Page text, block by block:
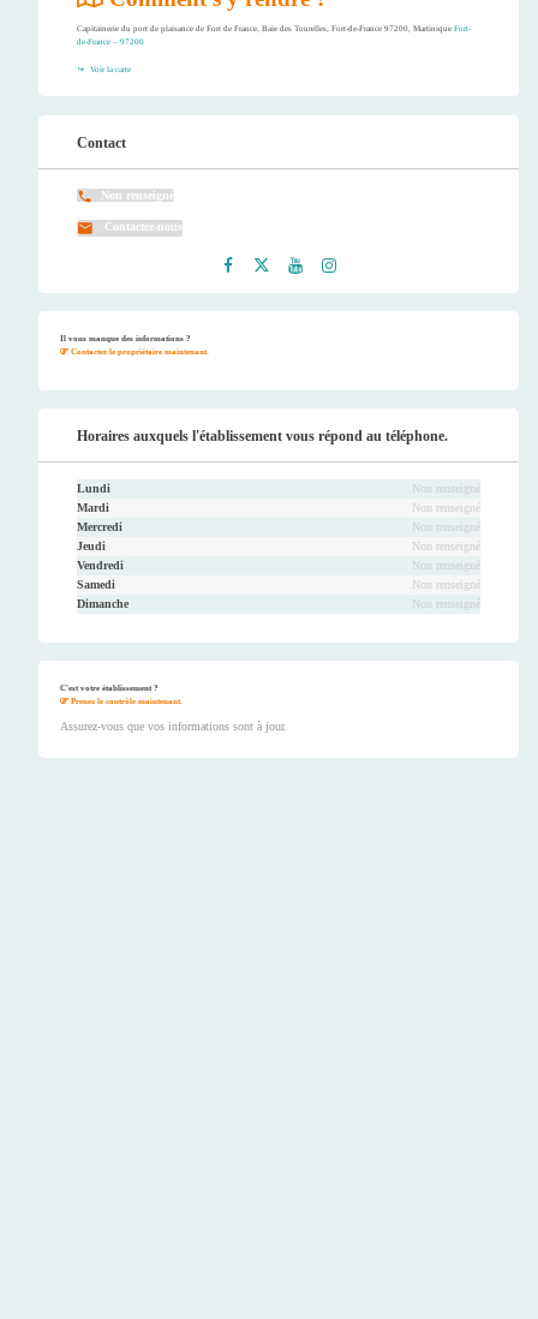
Capitainerie du port de plaisance de Fort de France, Baie des Tourelles, Fort-de-France 97200, Martinique Fort-
de-France – 97200
Voir la carte
Contact
Non renseigné
Contactez-nous
Il vous manque des informations ?
Contactez le propriétaire maintenant.
Horaires auxquels l'établissement vous répond au téléphone.
Lundi
Non renseigné
Mardi
Non renseigné
Mercredi
Non renseigné
Jeudi
Non renseigné
Vendredi
Non renseigné
Samedi
Non renseigné
Dimanche
Non renseigné
C'est votre établissement ?
Prenez le contrôle maintenant.
Assurez-vous que vos informations sont à jour.